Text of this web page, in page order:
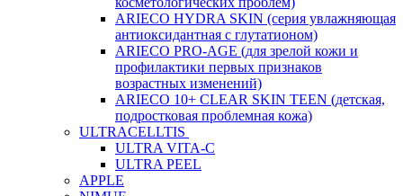
ARIECO HYDRA SKIN (серия увлажняющая
антиоксидантная с глутатионом)
ARIECO PRO-AGE (для зрелой кожи и
профилактики первых признаков
возрастных изменений)
ARIECO 10+ CLEAR SKIN TEEN (детская,
подростковая проблемная кожа)
ULTRACELLTIS
ULTRA VITA-C
ULTRA PEEL
APPLE